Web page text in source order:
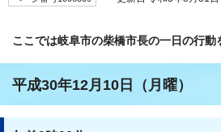
ここでは岐阜市の柴橋市長の一日の行動
平成30年12月10日（月曜）